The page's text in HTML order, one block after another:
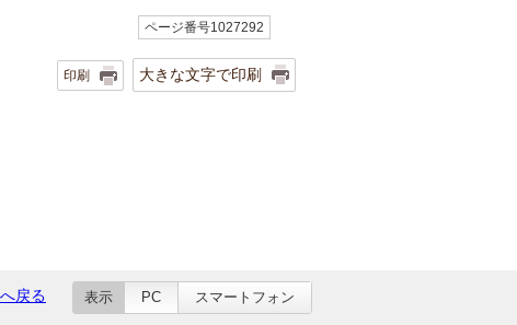
ページ番号1027292
印刷 大きな文字で印刷
戻る 表示 PC スマートフォン